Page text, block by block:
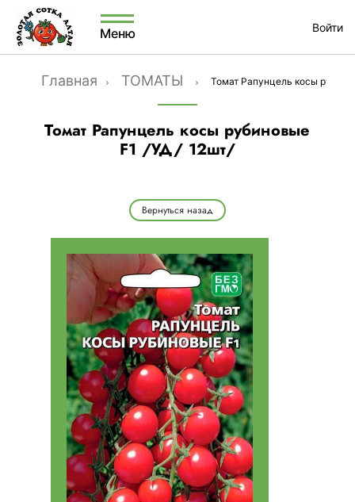
Меню Войти
Главная ТОМАТЫ Томат Рапунцель косы
Томат Рапунцель косы рубиновые
F1 /УД/ 12шт/
Вернуться назад